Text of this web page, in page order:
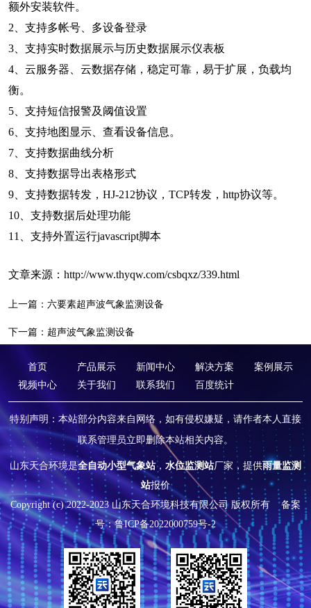
额外安装软件。
2、支持多帐号、多设备登录
3、支持实时数据展示与历史数据展示仪表板
4、云服务器、云数据存储，稳定可靠，易于扩展，负载均
衡。
5、支持短信报警及阈值设置
6、支持地图显示、查看设备信息。
7、支持数据曲线分析
8、支持数据导出表格形式
9、支持数据转发，HJ-212协议，TCP转发，http协议等。
10、支持数据后处理功能
11、支持外置运行javascript脚本
文章来源： http://www.thyqw.com/csbqxz/339.html
上一篇： 六要素超声波气象监测设备
下一篇： 超声波气象监测设备
首页 产品展示 新闻中心 解决方案
案例展示
视频中心
关于我们 联系我们 百度统计
特别声明：本站部分内容来自网络，如有侵权嫌疑，请作者本人直接
联系管理员立即删除本站相关内容。
山东天合环境是全自动小型气象站， 水位监测站厂家，提供雨量监测
站报价
Copyright (c) 2022-2023 山东天合环境科技有限公司 版权所有备案
号：鲁ICP备2022000759号-2